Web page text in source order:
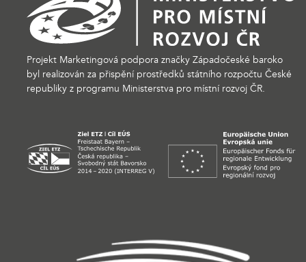
Projekt Marketingová podpora značky Západočeské baroko
byl realizován za přispění prostředků státního rozpočtu České
republiky z programu Ministerstva pro místní rozvoj ČR.